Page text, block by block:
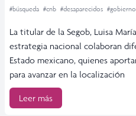
#búsqueda #cnb #desaparecidos
La titular de la Segob, Luisa
estrategia nacional colaboran
Estado mexicano, quienes
para avanzar en la localización
Leer más